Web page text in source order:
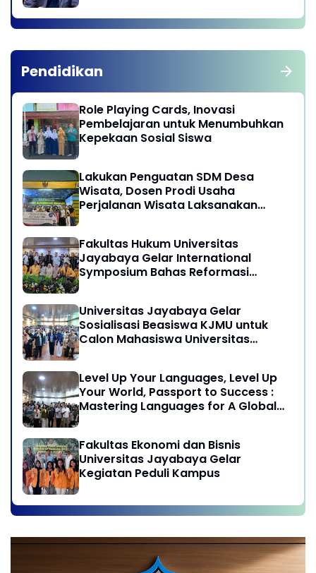
Pendidikan
Role Playing Cards, Inovasi
Pembelajaran untuk Menumbuhkan
Kepekaan Sosial Siswa
Lakukan Penguatan SDM Desa
Wisata, Dosen Prodi Usaha
Perjalanan Wisata Laksanakan
Sukamandi Masagi - Kabupaten
Subang, Jawa Barat
Fakultas Hukum Universitas
Jayabaya Gelar International
Symposium Bahas Reformasi
Universitas Jayabaya Gelar
Sosialisasi Beasiswa KJMU untuk
Calon Mahasiswa Universitas
Level Up Your Languages, Level Up
Your World, Passport to Success :
Mastering Languages for A Global
Fakultas Ekonomi dan Bisnis
Universitas Jayabaya Gelar
Kegiatan Peduli Kampus